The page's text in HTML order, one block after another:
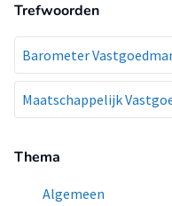
Trefwoorden
Barometer
Maatschappelijk
Thema
Algemeen